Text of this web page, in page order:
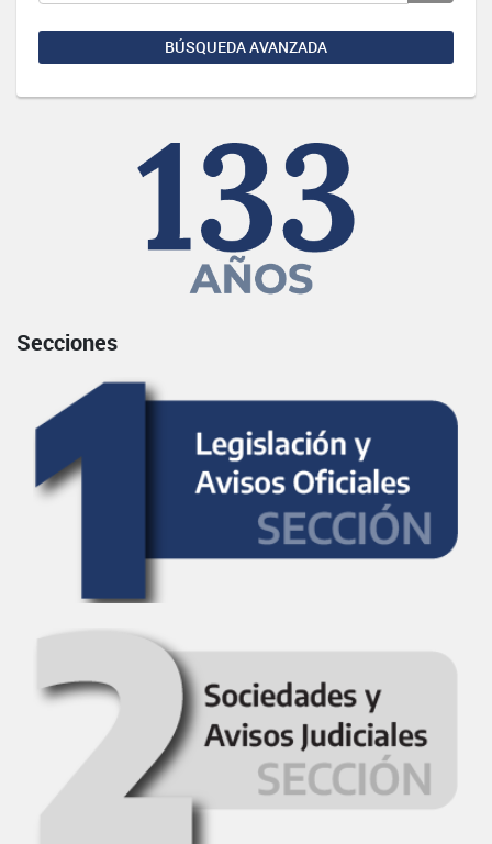
BÚSQUEDA AVANZADA
Secciones